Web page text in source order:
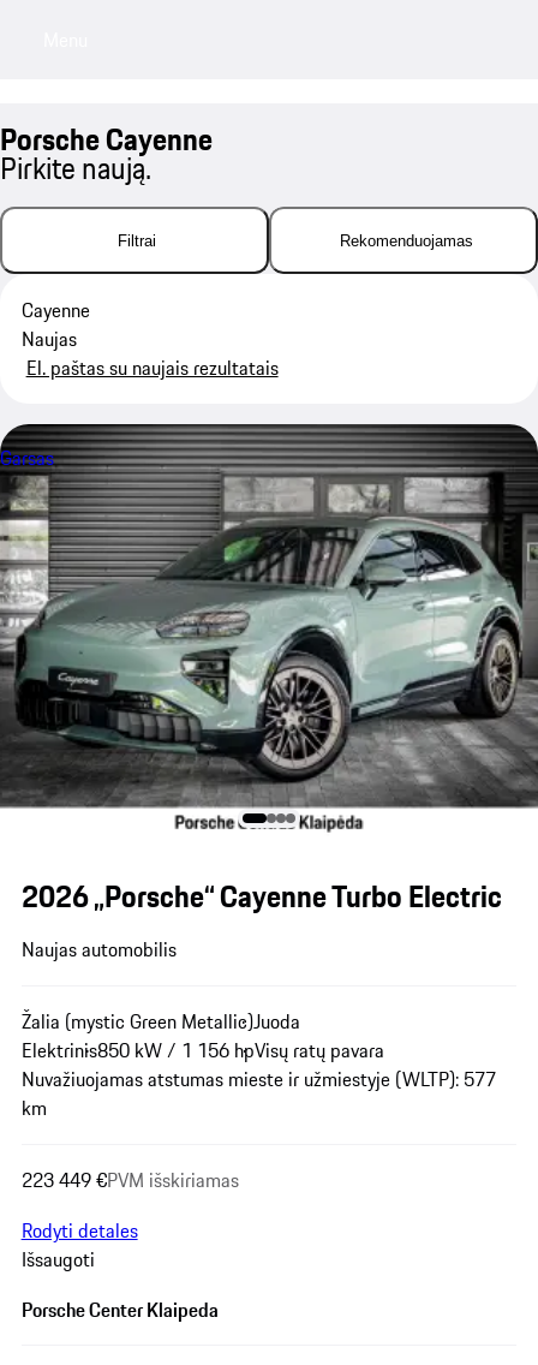
Porsche Cayenne
Pirkite naują.
Filtrai Rekomenduojamas
Cayenne
Naujas
El. paštas su naujais rezultatais
Garsas
2026 „Porsche“ Cayenne Turbo Electric
Naujas automobilis
Žalia (mystic Green Metallic)Juoda
Elektrinis850 kW / 1 156 hpVisų ratų pavara
Nuvažiuojamas atstumas mieste ir užmiestyje (WLTP): 577
km
223 449 €PVM išskiriamas
Rodyti detales
Išsaugoti
Porsche Center Klaipeda